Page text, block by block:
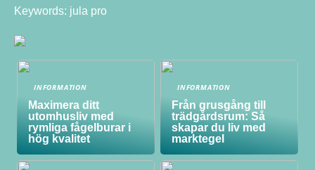
Keywords: jula pro
INFORMATION
Maximera ditt
utomhusliv med
rymliga fågelburar i
hög kvalitet
INFORMATION
Från grusgång till
trädgårdsrum: Så
skapar du liv med
marktegel